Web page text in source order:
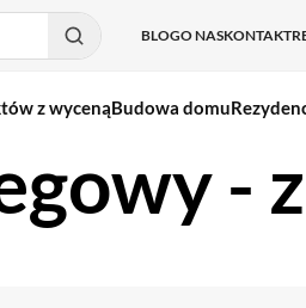
BLOGO NASKONTAKT
z wycenąBudowa domu
- z